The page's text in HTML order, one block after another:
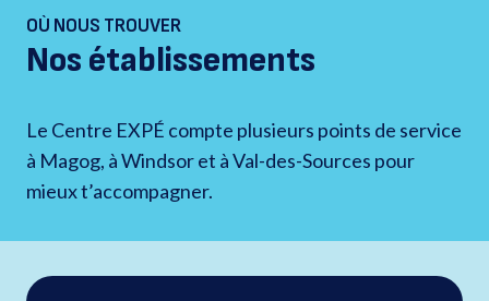
OÙ NOUS TROUVER
Nos établissements
Le Centre EXPÉ compte plusieurs points de service
à Magog, à Windsor et à Val-des-Sources pour
mieux t’accompagner.